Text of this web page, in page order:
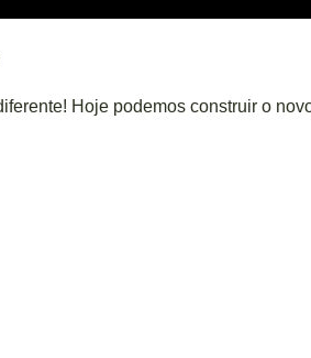
Hoje podemos construir o